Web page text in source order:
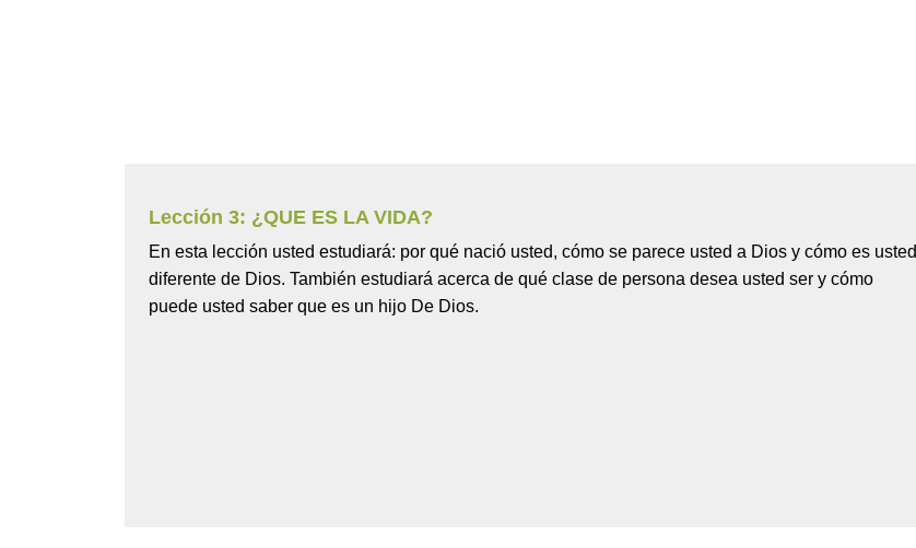
Lección 3: ¿QUE ES LA VIDA?
En esta lección usted estudiará: por qué nació usted, cómo se parece usted a Dios y cómo es usted
diferente de Dios. También estudiará acerca de qué clase de persona desea usted ser y cómo
puede usted saber que es un hijo De Dios.